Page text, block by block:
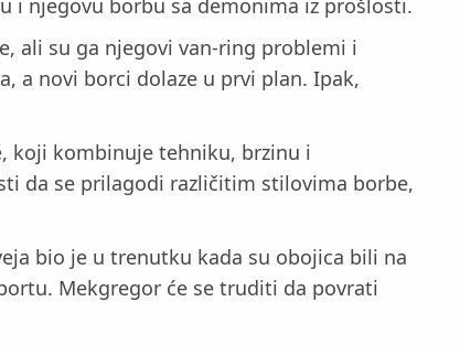
ali su ga njegovi van-ring problemi i
a novi borci dolaze u prvi plan. Ipak,
koji kombinuje tehniku, brzinu i
da se prilagodi različitim stilovima borbe,
bio je u trenutku kada su obojica bili na
Mekgregor će se truditi da povrati